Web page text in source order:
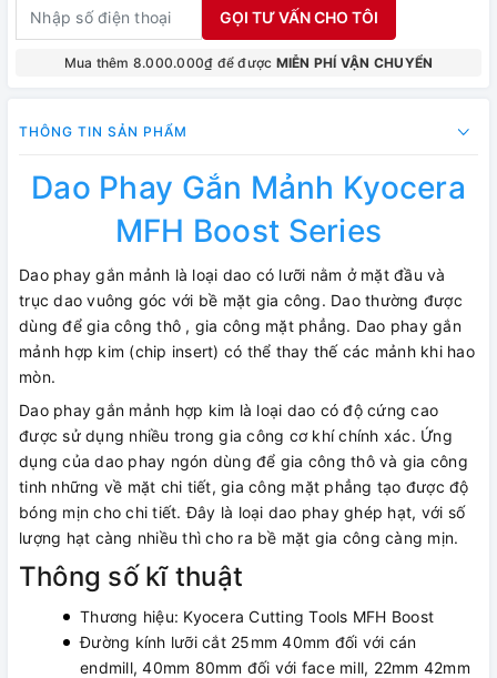
GỌI TƯ VẤN CHO TÔI
Mua thêm 8.000.000₫ để được MIỄN PHÍ VẬN CHUYỂN
THÔNG TIN SẢN PHẨM
Dao Phay Gắn Mảnh Kyocera
MFH Boost Series
Dao phay gắn mảnh là loại dao có lưỡi nằm ở mặt đầu và
trục dao vuông góc với bề mặt gia công. Dao thường được
dùng để gia công thô , gia công mặt phẳng. Dao phay gắn
mảnh hợp kim (chip insert) có thể thay thế các mảnh khi hao
mòn.
Dao phay gắn mảnh hợp kim là loại dao có độ cứng cao
được sử dụng nhiều trong gia công cơ khí chính xác. Ứng
dụng của dao phay ngón dùng để gia công thô và gia công
tinh những về mặt chi tiết, gia công mặt phẳng tạo được độ
bóng mịn cho chi tiết. Đây là loại dao phay ghép hạt, với số
lượng hạt càng nhiều thì cho ra bề mặt gia công càng mịn.
Thông số kĩ thuật
Thương hiệu: Kyocera Cutting Tools MFH Boost
Đường kính lưỡi cắt 25mm 40mm đối với cán
endmill, 40mm 80mm đối với face mill, 22mm 42mm